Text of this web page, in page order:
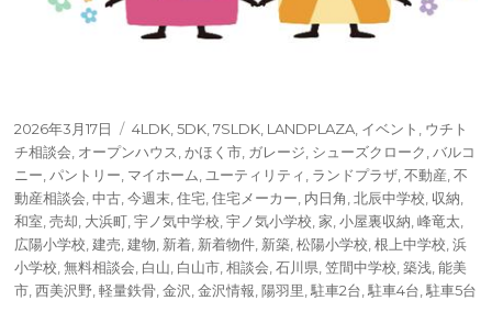
投
稿
日:
2026年3月17日
タ
グ
4LDK,5DK,7SLDK, LANDPLAZA, イベント , ウチト
チ相談会, オープンハウス,かほく市, ガレージ, シューズクローク,バルコ
ニー,パントリー, マイホーム,ユーティリティ, ランドプラザ,不動産,不
動産相談会,中古,今週末,住宅,住宅メーカー, 内日角,北辰中学校, 収納,
和室,売却, 大浜町,宇ノ気中学校,宇ノ気小学校,家,小屋裏収納,峰竜太,
広陽小学校,建売,建物, 新着, 新着物件, 新築,松陽小学校,根上中学校,浜
小学校,無料相談会, 白山, 白山市,相談会,石川県,笠間中学校,築浅,能美
市,西美沢野,軽量鉄骨,金沢,金沢情報,陽羽里,駐車2台,駐車4台,駐車5台